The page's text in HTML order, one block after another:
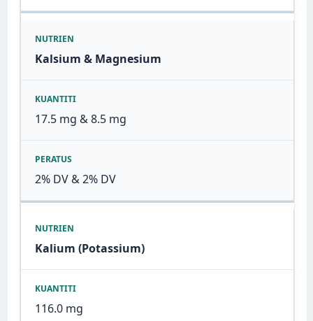
Kalsium & Magnesium
17.5 mg & 8.5 mg
2% DV & 2% DV
Kalium (Potassium)
116.0 mg